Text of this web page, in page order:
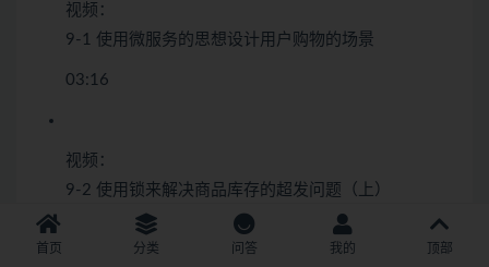
视频：
9-1 使用微服务的思想设计用户购物的场景
03:16
视频：
9-2 使用锁来解决商品库存的超发问题（上）
首页 分类 问答 我的 顶部